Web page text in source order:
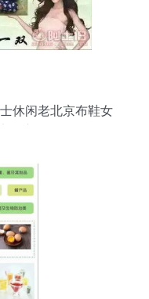
休闲老北京布鞋女